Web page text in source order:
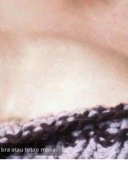
atau tetap makai